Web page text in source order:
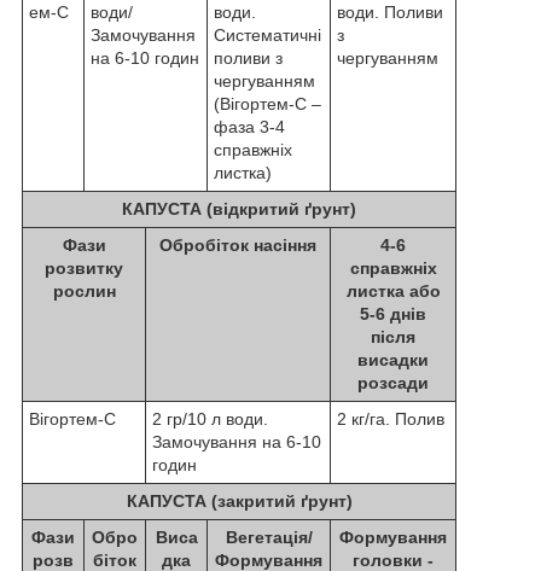
ем-С
води/
Замочування
на 6-10 годин
води.
Систематичні
поливи з
чергуванням
(Вігортем-С –
фаза 3-4
справжніх
листка)
води. Поливи
з
чергуванням
КАПУСТА (відкритий ґрунт)
Фази
розвитку
рослин
Обробіток насіння
4-6
справжніх
листка або
5-6 днів
після
висадки
розсади
Вігортем-С
2 гр/10 л води.
Замочування на 6-10
годин
2 кг/га. Полив
КАПУСТА (закритий ґрунт)
Фази
розв
Обро
біток
Виса
дка
Вегетація/
Формування
Формування
головки -